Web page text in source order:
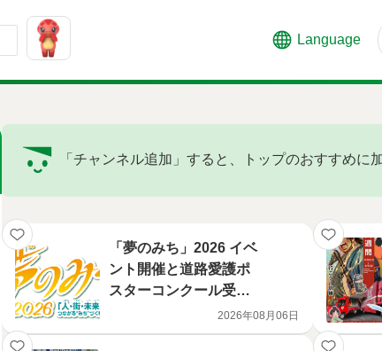
Language
「チャンネル追加」すると、トップのおすすめに
「夢のみち」2026 イベ
ント開催と道路愛護ポ
スターコンクール受賞
作品決定について2026年08月06日